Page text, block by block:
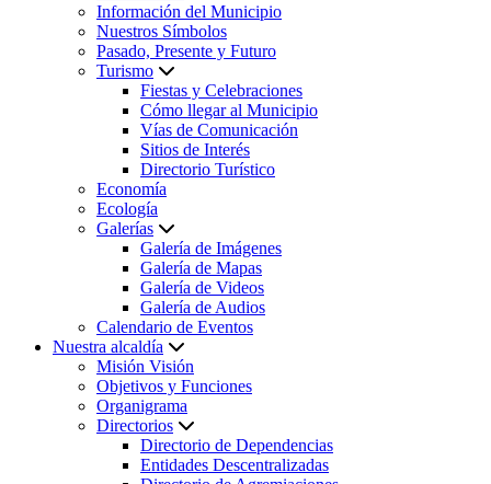
Información del Municipio
Nuestros Símbolos
Pasado, Presente y Futuro
Turismo
Fiestas y Celebraciones
Cómo llegar al Municipio
Vías de Comunicación
Sitios de Interés
Directorio Turístico
Economía
Ecología
Galerías
Galería de Imágenes
Galería de Mapas
Galería de Videos
Galería de Audios
Calendario de Eventos
Nuestra alcaldía
Misión Visión
Objetivos y Funciones
Organigrama
Directorios
Directorio de Dependencias
Entidades Descentralizadas